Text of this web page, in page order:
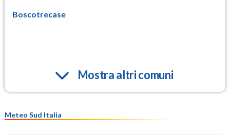
Boscotrecase
Mostra altri comuni
Meteo Sud Italia